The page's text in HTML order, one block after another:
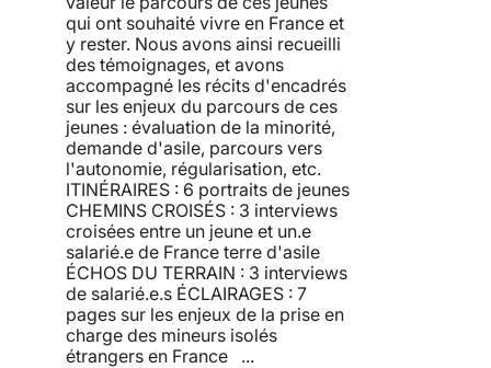
qui ont souhaité vivre en France et
y rester. Nous avons ainsi recueilli
des témoignages, et avons
accompagné les récits d'encadrés
sur les enjeux du parcours de ces
jeunes : évaluation de la minorité,
demande d'asile, parcours vers
l'autonomie, régularisation, etc.
ITINÉRAIRES : 6 portraits de jeunes
CHEMINS CROISÉS : 3 interviews
croisées entre un jeune et un.e
salarié.e de France terre d'asile
ÉCHOS DU TERRAIN : 3 interviews
de salarié.e.s ÉCLAIRAGES : 7
pages sur les enjeux de la prise en
charge des mineurs isolés
étrangers en France ...